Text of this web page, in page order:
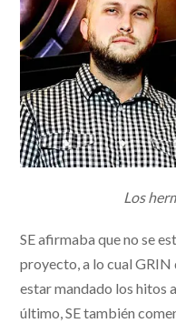
Los
SE afirmaba que no se
proyecto, a lo cual GRIN
estar mandado los hitos
último, SE también